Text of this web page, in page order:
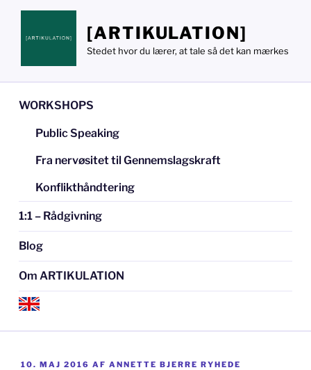
Videre
indhold
[ARTIKULATION]
Stedet hvor du lærer, at tale så det kan mærkes
WORKSHOPS
Public Speaking
Fra nervøsitet til Gennemslagskraft
Konflikthåndtering
1:1 – Rådgivning
Blog
Om ARTIKULATION
UDGIVET
10. MAJ 2016 AF ANNETTE BJERRE RYHEDE